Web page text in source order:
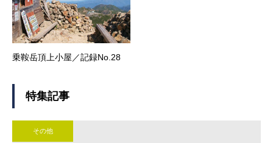
乗鞍岳頂上小屋／記録No.28
特集記事
その他